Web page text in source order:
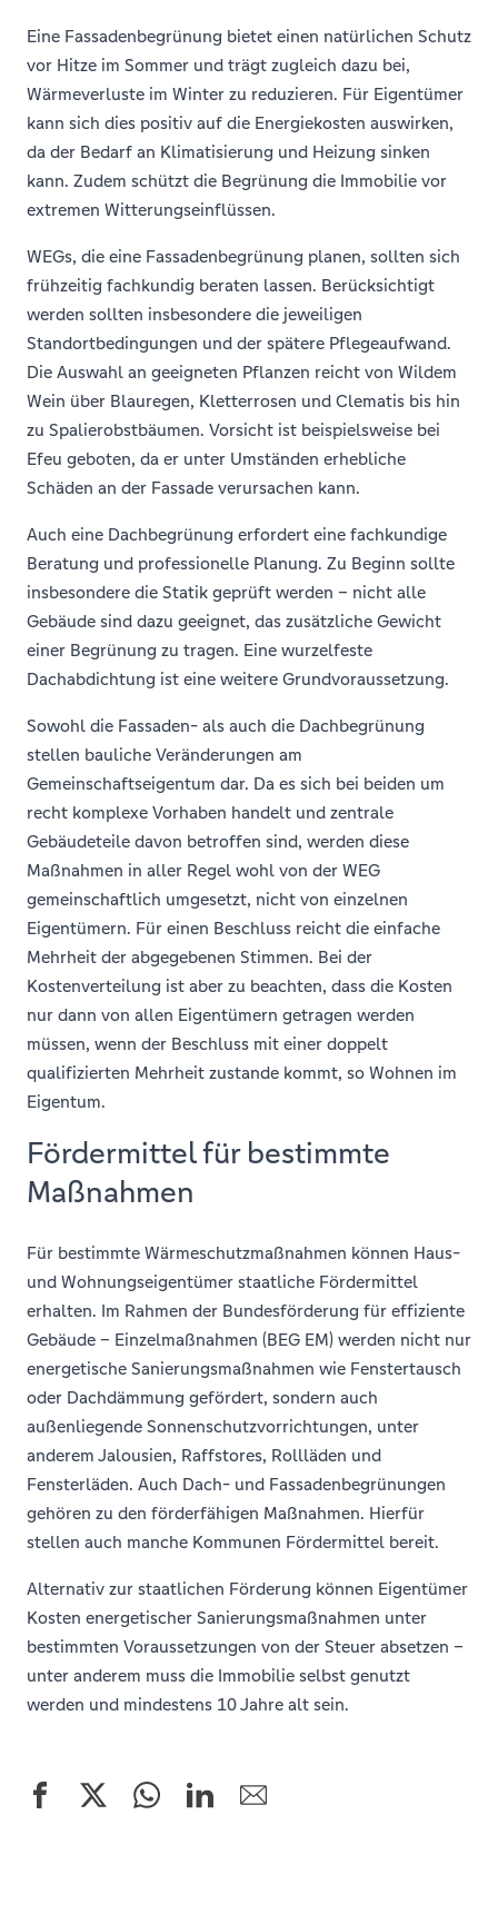
Eine Fassadenbegrünung bietet einen natürlichen Schutz
vor Hitze im Sommer und trägt zugleich dazu bei,
Wärmeverluste im Winter zu reduzieren. Für Eigentümer
kann sich dies positiv auf die Energiekosten auswirken,
da der Bedarf an Klimatisierung und Heizung sinken
kann. Zudem schützt die Begrünung die Immobilie vor
extremen Witterungseinflüssen.
WEGs, die eine Fassadenbegrünung planen, sollten sich
frühzeitig fachkundig beraten lassen. Berücksichtigt
werden sollten insbesondere die jeweiligen
Standortbedingungen und der spätere Pflegeaufwand.
Die Auswahl an geeigneten Pflanzen reicht von Wildem
Wein über Blauregen, Kletterrosen und Clematis bis hin
zu Spalierobstbäumen. Vorsicht ist beispielsweise bei
Efeu geboten, da er unter Umständen erhebliche
Schäden an der Fassade verursachen kann.
Auch eine Dachbegrünung erfordert eine fachkundige
Beratung und professionelle Planung. Zu Beginn sollte
insbesondere die Statik geprüft werden – nicht alle
Gebäude sind dazu geeignet, das zusätzliche Gewicht
einer Begrünung zu tragen. Eine wurzelfeste
Dachabdichtung ist eine weitere Grundvoraussetzung.
Sowohl die Fassaden- als auch die Dachbegrünung
stellen bauliche Veränderungen am
Gemeinschaftseigentum dar. Da es sich bei beiden um
recht komplexe Vorhaben handelt und zentrale
Gebäudeteile davon betroffen sind, werden diese
Maßnahmen in aller Regel wohl von der WEG
gemeinschaftlich umgesetzt, nicht von einzelnen
Eigentümern. Für einen Beschluss reicht die einfache
Mehrheit der abgegebenen Stimmen. Bei der
Kostenverteilung ist aber zu beachten, dass die Kosten
nur dann von allen Eigentümern getragen werden
müssen, wenn der Beschluss mit einer doppelt
qualifizierten Mehrheit zustande kommt, so Wohnen im
Eigentum.
Fördermittel für bestimmte
Maßnahmen
Für bestimmte Wärmeschutzmaßnahmen können Haus-
und Wohnungseigentümer staatliche Fördermittel
erhalten. Im Rahmen der Bundesförderung für effiziente
Gebäude – Einzelmaßnahmen (BEG EM) werden nicht nur
energetische Sanierungsmaßnahmen wie Fenstertausch
oder Dachdämmung gefördert, sondern auch
außenliegende Sonnenschutzvorrichtungen, unter
anderem Jalousien, Raffstores, Rollläden und
Fensterläden. Auch Dach- und Fassadenbegrünungen
gehören zu den förderfähigen Maßnahmen. Hierfür
stellen auch manche Kommunen Fördermittel bereit.
Alternativ zur staatlichen Förderung können Eigentümer
Kosten energetischer Sanierungsmaßnahmen unter
bestimmten Voraussetzungen von der Steuer absetzen –
unter anderem muss die Immobilie selbst genutzt
werden und mindestens 10 Jahre alt sein.